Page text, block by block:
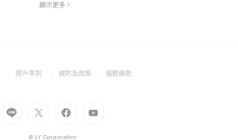
顯示更多
(Open
window)
用戶準則
(Open
window)
規則及政策(Open
window)
服務條款
Go
to
(Open
Go
to
(Open
Go
to
(Open
to
© LY Corporation